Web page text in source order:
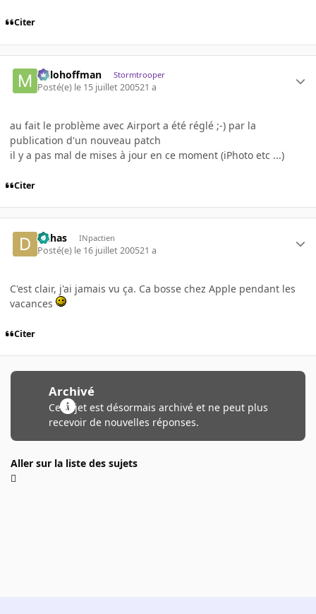
Citer
milohoffman Stormtrooper
Posté(e) le 15 juillet 200521 a
au fait le problème avec Airport a été réglé ;-) par la
publication d'un nouveau patch
il y a pas mal de mises à jour en ce moment (iPhoto etc ...)
Citer
Dahas INpactien
Posté(e) le 16 juillet 200521 a
C'est clair, j'ai jamais vu ça. Ca bosse chez Apple pendant les
vacances
Citer
Archivé
Ce sujet est désormais archivé et ne peut plus
recevoir de nouvelles réponses.
Aller sur la liste des sujets